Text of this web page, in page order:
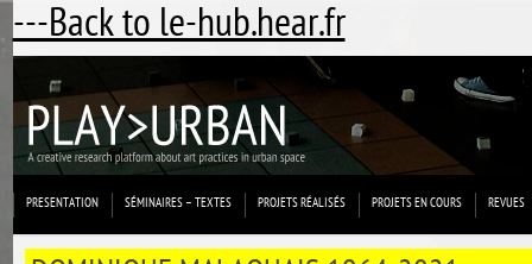
---Back to le-hub.hear.fr
PRESENTATION SÉMINAIRES – TEXTES PROJETS RÉALISÉS PROJETS EN COURS REVUES